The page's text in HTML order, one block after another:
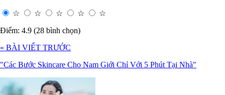
☆ ☆ ☆ ☆
☆
Điểm: 4.9 (28 bình chọn)
« BÀI VIẾT TRƯỚC
"Các Bước Skincare Cho Nam Giới Chỉ Với 5 Phút Tại Nhà"